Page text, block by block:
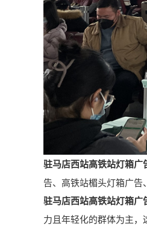
驻马店西站高铁站灯箱广
告、高铁站楣头灯箱广
驻马店西站高铁站灯箱广
力且年轻化的群体为主